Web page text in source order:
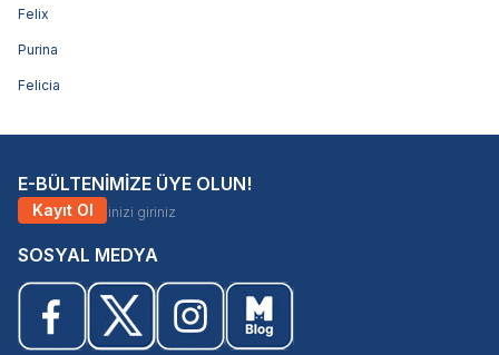
Felix
Purina
Felicia
E-BÜLTENİMİZE ÜYE OLUN!
Kayıt Ol
SOSYAL MEDYA